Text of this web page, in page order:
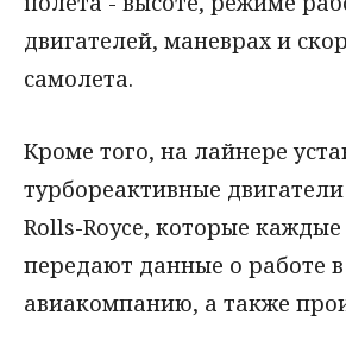
двигателей, маневрах и
самолета.
Кроме того, на лайнере
турбореактивные
Rolls-Royce, которые
передают данные о работе
авиакомпанию, а также